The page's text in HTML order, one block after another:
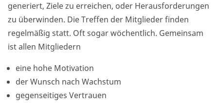
generiert, Ziele zu erreichen, oder Herausforderungen
zu überwinden. Die Treffen der Mitglieder finden
regelmäßig statt. Oft sogar wöchentlich. Gemeinsam
ist allen Mitgliedern
eine hohe Motivation
der Wunsch nach Wachstum
gegenseitiges Vertrauen